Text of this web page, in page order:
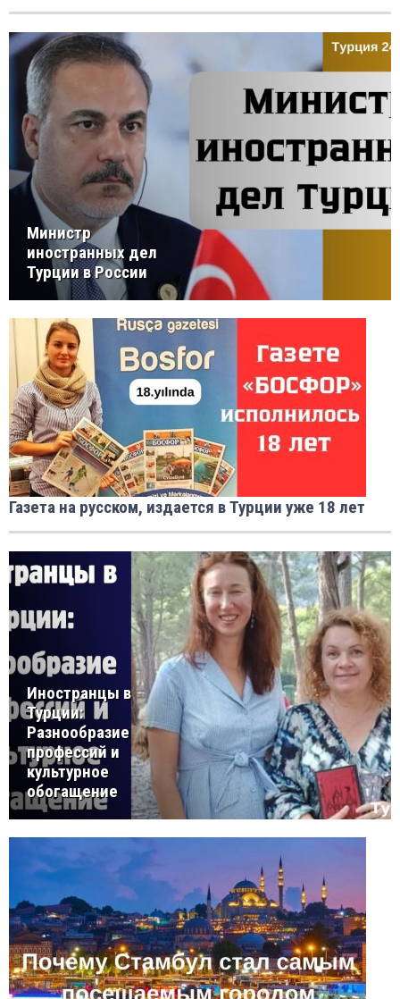
Министр
иностранных дел
Турции в России
Газета на русском, издается в Турции уже 18 лет
Иностранцы в
Турции:
Разнообразие
профессий и
культурное
обогащение